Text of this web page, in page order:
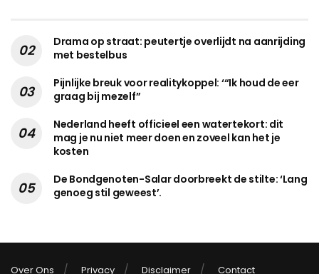
Drama op straat: peutertje overlijdt na aanrijding
met bestelbus
Pijnlijke breuk voor realitykoppel: ‘“Ik houd de eer
graag bij mezelf”
Nederland heeft officieel een watertekort: dit
mag je nu niet meer doen en zoveel kan het je
kosten
De Bondgenoten-Salar doorbreekt de stilte: ‘Lang
genoeg stil geweest’.
Over Ons Privacy Disclaimer Contact